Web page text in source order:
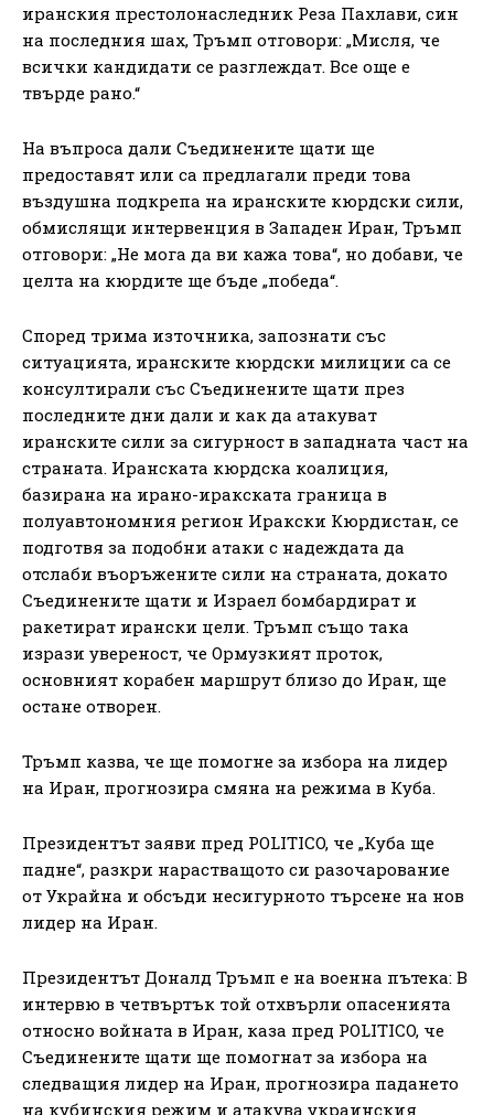
иранския престолонаследник Реза Пахлави, син
на последния шах, Тръмп отговори: „Мисля, че
всички кандидати се разглеждат. Все още е
твърде рано.“
На въпроса дали Съединените щати ще
предоставят или са предлагали преди това
въздушна подкрепа на иранските кюрдски сили,
обмислящи интервенция в Западен Иран, Тръмп
отговори: „Не мога да ви кажа това“, но добави, че
целта на кюрдите ще бъде „победа“.
Според трима източника, запознати със
ситуацията, иранските кюрдски милиции са се
консултирали със Съединените щати през
последните дни дали и как да атакуват
иранските сили за сигурност в западната част на
страната. Иранската кюрдска коалиция,
базирана на ирано-иракската граница в
полуавтономния регион Иракски Кюрдистан, се
подготвя за подобни атаки с надеждата да
отслаби въоръжените сили на страната, докато
Съединените щати и Израел бомбардират и
ракетират ирански цели. Тръмп също така
изрази увереност, че Ормузкият проток,
основният корабен маршрут близо до Иран, ще
остане отворен.
Тръмп казва, че ще помогне за избора на лидер
на Иран, прогнозира смяна на режима в Куба.
Президентът заяви пред POLITICO, че „Куба ще
падне“, разкри нарастващото си разочарование
от Украйна и обсъди несигурното търсене на нов
лидер на Иран.
Президентът Доналд Тръмп е на военна пътека: В
интервю в четвъртък той отхвърли опасенията
относно войната в Иран, каза пред POLITICO, че
Съединените щати ще помогнат за избора на
следващия лидер на Иран, прогнозира падането
на кубинския режим и атакува украинския